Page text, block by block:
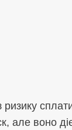
ризику
але воно